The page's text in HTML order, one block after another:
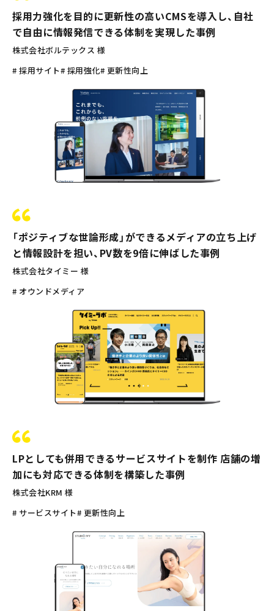
採用力強化を目的に更新性の高いCMSを導入し、自社
で自由に情報発信できる体制を実現した事例
株式会社ボルテックス 様
# 採用サイト# 採用強化# 更新性向上
「ポジティブな世論形成」ができるメディアの立ち上げ
と情報設計を担い、PV数を9倍に伸ばした事例
株式会社タイミー 様
# オウンドメディア
LPとしても併用できるサービスサイトを制作 店舗の増
加にも対応できる体制を構築した事例
株式会社KRM 様
# サービスサイト# 更新性向上